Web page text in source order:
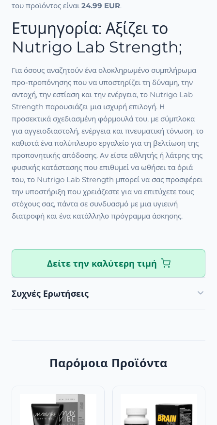
του προϊόντος είναι 24.99 EUR.
Ετυμηγορία: Αξίζει το
Nutrigo Lab Strength;
Για όσους αναζητούν ένα ολοκληρωμένο συμπλήρωμα
προ-προπόνησης που να υποστηρίζει τη δύναμη, την
αντοχή, την εστίαση και την ενέργεια, το Nutrigo Lab
Strength παρουσιάζει μια ισχυρή επιλογή. Η
προσεκτικά σχεδιασμένη φόρμουλά του, με σύμπλοκα
για αγγειοδιαστολή, ενέργεια και πνευματική τόνωση, το
καθιστά ένα πολύπλευρο εργαλείο για τη βελτίωση της
προπονητικής απόδοσης. Αν είστε αθλητής ή λάτρης της
φυσικής κατάστασης που επιθυμεί να ωθήσει τα όριά
του, το Nutrigo Lab Strength μπορεί να σας προσφέρει
την υποστήριξη που χρειάζεστε για να επιτύχετε τους
στόχους σας, πάντα σε συνδυασμό με μια υγιεινή
διατροφή και ένα κατάλληλο πρόγραμμα άσκησης.
Δείτε την καλύτερη τιμή
Συχνές Ερωτήσεις
Παρόμοια Προϊόντα